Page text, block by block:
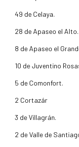
49 de Celaya.
28 de Apaseo el Alto.
8 de Apaseo el
10 de Juventino
5 de Comonfort.
2 Cortazár
3 de Villagrán.
2 de Valle de